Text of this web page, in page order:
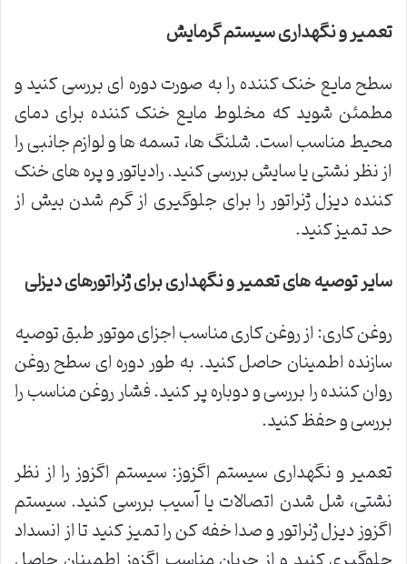
تعمیر و نگهداری سیستم گرمایش
سطح مایع خنک کننده را به صورت دوره ای بررسی کنید و
مطمئن شوید که مخلوط مایع خنک کننده برای دمای
محیط مناسب است. شلنگ ها، تسمه ها و لوازم جانبی را
از نظر نشتی یا سایش بررسی کنید. رادیاتور و پره های خنک
کننده دیزل ژنراتور را برای جلوگیری از گرم شدن بیش از
حد تمیز کنید.
سایر توصیه های تعمیر و نگهداری برای ژنراتورهای دیزلی
روغن کاری: از روغن کاری مناسب اجزای موتور طبق توصیه
سازنده اطمینان حاصل کنید. به طور دوره ای سطح روغن
روان کننده را بررسی و دوباره پر کنید. فشار روغن مناسب را
بررسی و حفظ کنید.
تعمیر و نگهداری سیستم اگزوز: سیستم اگزوز را از نظر
نشتی، شل شدن اتصالات یا آسیب بررسی کنید. سیستم
اگزوز دیزل ژنراتور و صدا خفه کن را تمیز کنید تا از انسداد